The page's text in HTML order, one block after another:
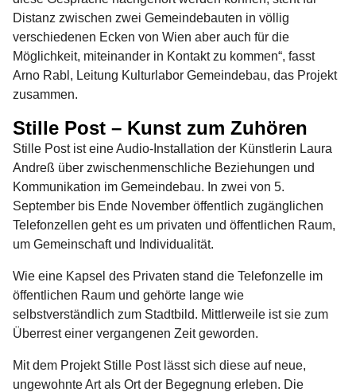
Distanz zwischen zwei Gemeindebauten in völlig
verschiedenen Ecken von Wien aber auch für die
Möglichkeit, miteinander in Kontakt zu kommen“, fasst
Arno Rabl, Leitung Kulturlabor Gemeindebau, das Projekt
zusammen.
Stille Post – Kunst zum Zuhören
Stille Post ist eine Audio-Installation der Künstlerin Laura
Andreß über zwischenmenschliche Beziehungen und
Kommunikation im Gemeindebau. In zwei von 5.
September bis Ende November öffentlich zugänglichen
Telefonzellen geht es um privaten und öffentlichen Raum,
um Gemeinschaft und Individualität.
Wie eine Kapsel des Privaten stand die Telefonzelle im
öffentlichen Raum und gehörte lange wie
selbstverständlich zum Stadtbild. Mittlerweile ist sie zum
Überrest einer vergangenen Zeit geworden.
Mit dem Projekt Stille Post lässt sich diese auf neue,
ungewohnte Art als Ort der Begegnung erleben. Die